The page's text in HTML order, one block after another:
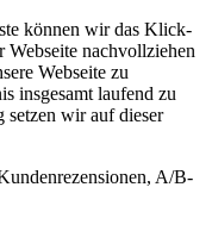
können wir das Klick-
Webseite nachvollziehen
Webseite zu
insgesamt laufend zu
wir auf dieser
A/B-